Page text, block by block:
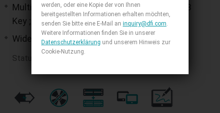
Multiple Expansions: 1 M.2 2242/3042/3052 B
Key ; 1 M.2 2230 E Key
Wide Voltage: 9-36V input
Status : Eingeführt
werden, oder eine Kopie der von Ihnen
bereitgestellten Informationen erhalten möchten,
senden Sie bitte eine E-Mail an inquiry@dfi.com.
Weitere Informationen finden Sie in unserer
Datenschutzerklärung und unserem Hinweis zur
Cookie-Nutzung.